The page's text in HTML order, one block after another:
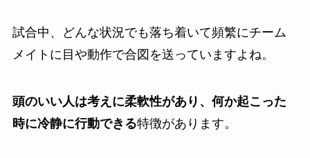
試合中、どんな状況でも落ち着いて頻繁にチーム
メイトに目や動作で合図を送っていますよね。
頭のいい人は考えに柔軟性があり、何か起こった
時に冷静に行動できる特徴があります。